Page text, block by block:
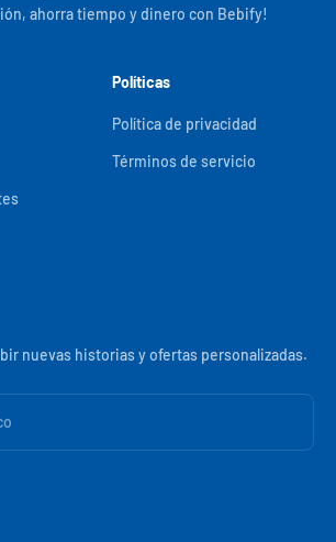
ahorra tiempo y dinero con Bebify!
Políticas
Política de privacidad
Términos de servicio
nuevas historias y ofertas personalizadas.